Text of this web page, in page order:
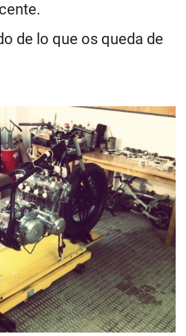
de lo que os queda de